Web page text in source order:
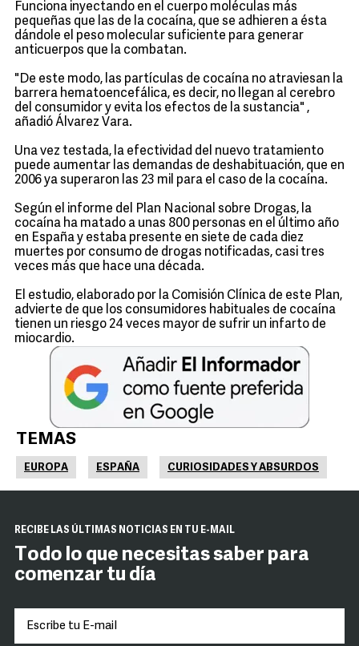
Funciona inyectando en el cuerpo moléculas más
pequeñas que las de la cocaína, que se adhieren a ésta
dándole el peso molecular suficiente para generar
anticuerpos que la combatan.
"De este modo, las partículas de cocaína no atraviesan la
barrera hematoencefálica, es decir, no llegan al cerebro
del consumidor y evita los efectos de la sustancia" ,
añadió Álvarez Vara.
Una vez testada, la efectividad del nuevo tratamiento
puede aumentar las demandas de deshabituación, que en
2006 ya superaron las 23 mil para el caso de la cocaína.
Según el informe del Plan Nacional sobre Drogas, la
cocaína ha matado a unas 800 personas en el último año
en España y estaba presente en siete de cada diez
muertes por consumo de drogas notificadas, casi tres
veces más que hace una década.
El estudio, elaborado por la Comisión Clínica de este Plan,
advierte de que los consumidores habituales de cocaína
tienen un riesgo 24 veces mayor de sufrir un infarto de
miocardio.
TEMAS
EUROPA ESPAÑA CURIOSIDADES Y ABSURDOS
RECIBE LAS ÚLTIMAS NOTICIAS EN TU E-MAIL
Todo lo que necesitas saber para
comenzar tu día